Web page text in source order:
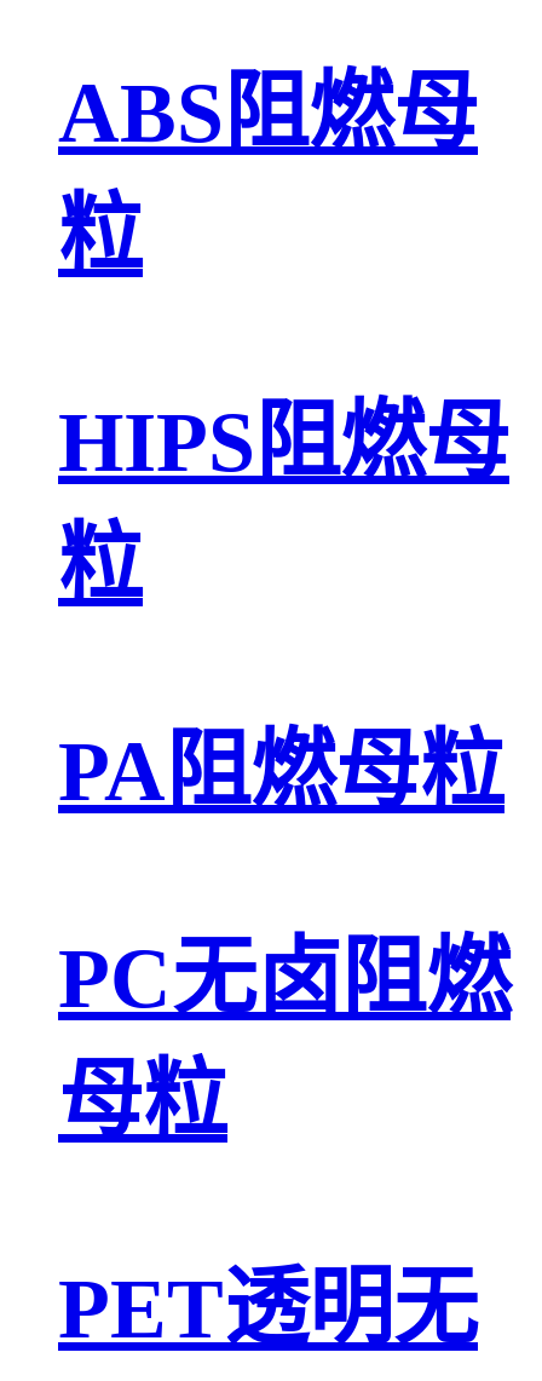
ABS阻燃母
粒
HIPS阻燃母
粒
PA阻燃母粒
PC无卤阻燃
母粒
PET透明无